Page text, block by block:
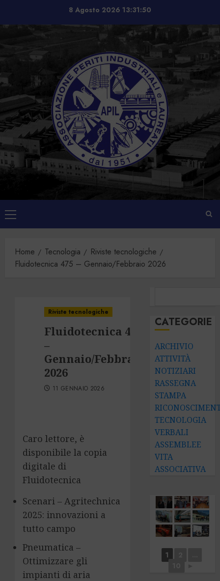
contenuto
8 Agosto 202613:31:51
Menu
principale
Home Tecnologia
Riviste tecnologiche
Fluidotecnica 475 – Gennaio/Febbraio 2026
Riviste tecnologiche
Fluidotecnica 475
–
Gennaio/Febbraio
2026
11 GENNAIO 2026
Caro lettore, è
disponibile la copia
digitale di
Fluidotecnica
Scenari – Agritechnica
2025: innovazioni a
tutto campo
Pneumatica –
Ottimizzare gli
impianti di aria
CATEGORIE
ARCHIVIO
ATTIVITÀ
NOTIZIARI
RASSEGNA
STAMPA
TECNOLOGIA
VERBALI
ASSEMBLEE
VITA
ASSOCIATIVA
1